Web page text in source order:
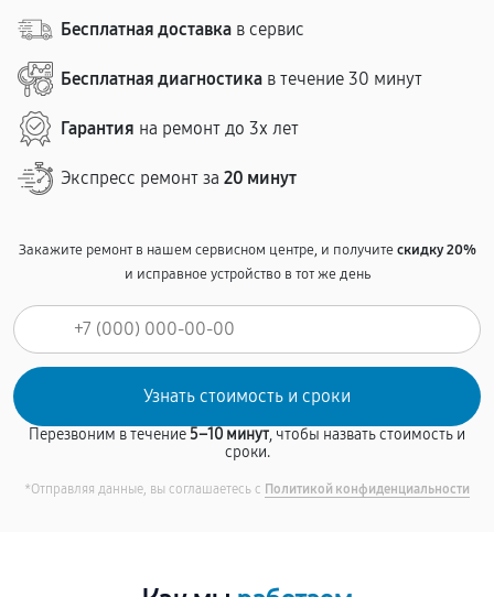
Бесплатная доставка в сервис
Бесплатная диагностика в течение 30 минут
Гарантия на ремонт до 3х лет
Экспресс ремонт за 20 минут
Закажите ремонт в нашем сервисном центре, и получитескидку 20%
и исправное устройство в тот же день
Перезвоним в течение5–10 минут, чтобы назвать стоимость и
сроки.
*Отправляя данные, вы соглашаетесь с Политикой конфиденциальности